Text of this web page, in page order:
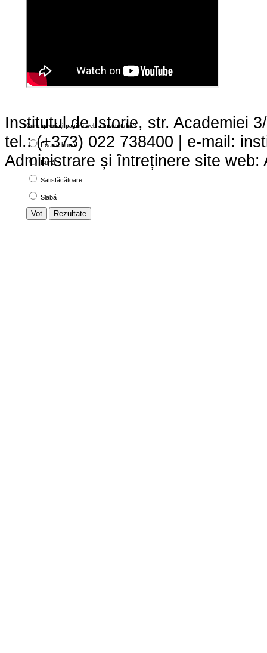
Cum apreciaţi pagina web a institutului?
Foarte bună
Bună
Satisfăcătoare
Slabă
Institutul de Istorie, str. Academiei
tel.: (+373) 022 738400 | e-mail:
Administrare și întreținere site web: